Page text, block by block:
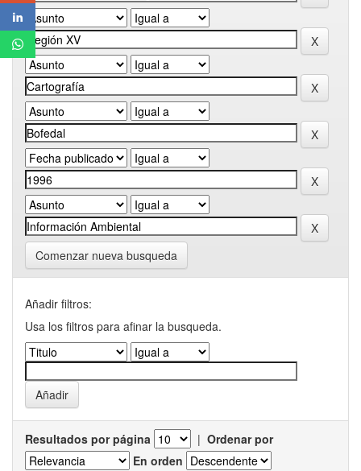
Comenzar nueva busqueda
Añadir filtros:
Usa los filtros para afinar la busqueda.
Resultados por página | Ordenar por
En orden